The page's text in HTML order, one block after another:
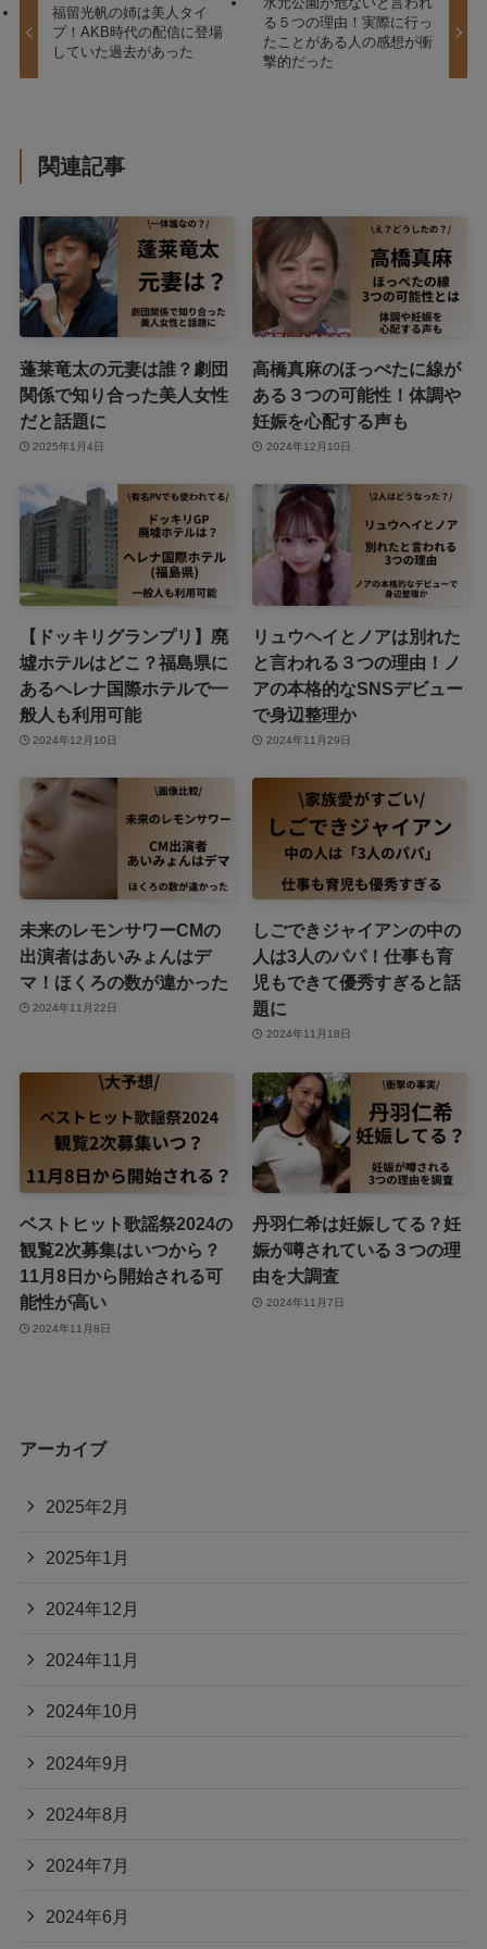
福留光帆の姉は美人タイ
プ！AKB時代の配信に登場
していた過去があった
る５つの理由！実際に行っ
たことがある人の感想が衝
撃的だった
関連記事
蓬莱竜太の元妻は誰？劇団
関係で知り合った美人女性
だと話題に
2025年1月4日
高橋真麻のほっぺたに線が
ある３つの可能性！体調や
妊娠を心配する声も
2024年12月10日
【ドッキリグランプリ】廃
墟ホテルはどこ？福島県に
あるヘレナ国際ホテルで一
般人も利用可能
2024年12月10日
リュウヘイとノアは別れた
と言われる３つの理由！ノ
アの本格的なSNSデビュー
で身辺整理か
2024年11月29日
未来のレモンサワーCMの
出演者はあいみょんはデ
マ！ほくろの数が違かった
2024年11月22日
しごできジャイアンの中の
人は3人のパパ！仕事も育
児もできて優秀すぎると話
題に
2024年11月18日
ベストヒット歌謡祭2024の
観覧2次募集はいつから？
11月8日から開始される可
能性が高い
2024年11月8日
丹羽仁希は妊娠してる？妊
娠が噂されている３つの理
由を大調査
2024年11月7日
アーカイブ
2025年2月
2025年1月
2024年12月
2024年11月
2024年10月
2024年9月
2024年8月
2024年7月
2024年6月